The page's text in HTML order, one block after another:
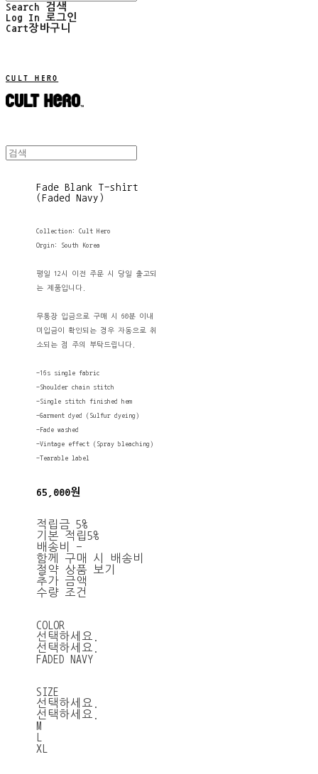
Search
검색
Log In 로그인
Cart장바구니
CULT HERO
Fade Blank T-shirt
(Faded Navy)
Collection: Cult Hero
Orgin: South Korea
평일 12시 이전 주문 시 당일 출고되
는 제품입니다.
무통장 입금으로 구매 시 60분 이내
미입금이 확인되는 경우 자동으로 취
소되는 점 주의 부탁드립니다.
-16s single fabric
-Shoulder chain stitch
-Single stitch finished hem
-Garment dyed (Sulfur dyeing)
-Fade washed
-Vintage effect (Spray bleaching)
-Tearable label
65,000원
적립금 5%
기본 적립5%
배송비 -
함께 구매 시 배송비
절약 상품 보기
추가 금액
수량 조건
COLOR
선택하세요.
선택하세요.
FADED NAVY
SIZE
선택하세요.
선택하세요.
M
XL